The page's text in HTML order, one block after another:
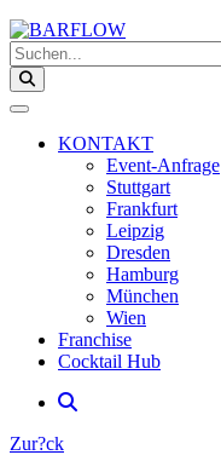
Suchen...
KONTAKT
Event-Anfrage
Stuttgart
Frankfurt
Leipzig
Dresden
Hamburg
München
Wien
Franchise
Cocktail Hub
Zur?ck